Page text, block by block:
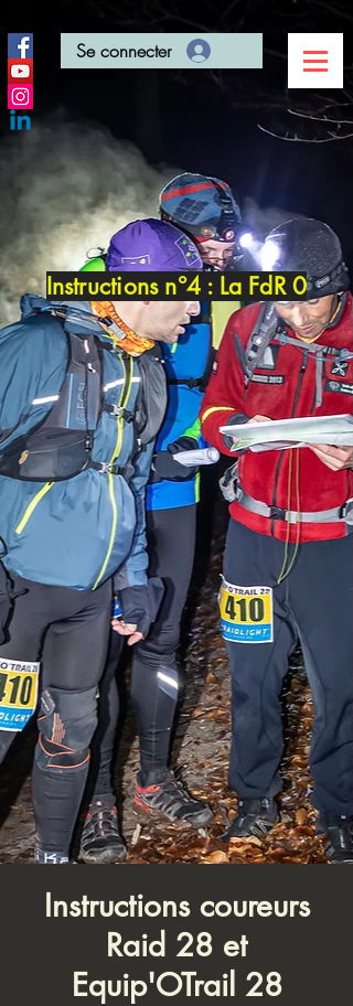
Se connecter
Instructions n°4 : La FdR 0
Instructions coureurs
Raid 28 et
Equip'OTrail 28